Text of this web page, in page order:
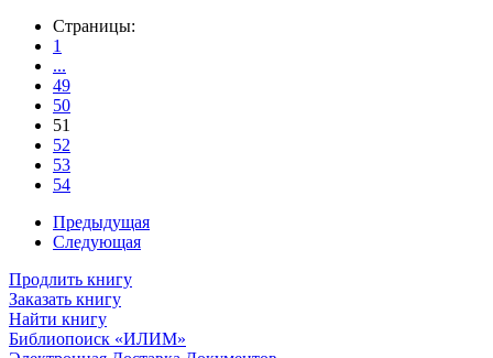
Страницы:
1
...
49
50
51
52
53
54
Предыдущая
Следующая
Продлить книгу
Заказать книгу
Найти книгу
Библиопоиск «ИЛИМ»